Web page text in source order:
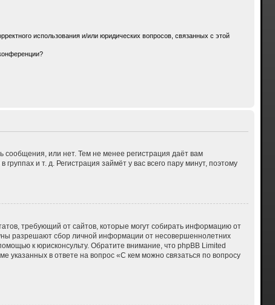
использования и/или юридических вопросов, связанных с этой
сообщения, или нет. Тем не менее регистрация даёт вам
и т. д. Регистрация займёт у вас всего пару минут, поэтому
требующий от сайтов, которые могут собирать информацию от
разрешают сбор личной информации от несовершеннолетних
к юрисконсульту. Обратите внимание, что phpBB Limited
в ответе на вопрос «С кем можно связаться по вопросу